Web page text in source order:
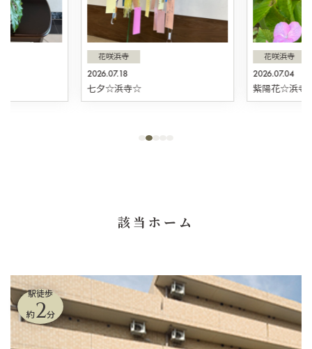
2026.07.18
花咲浜寺
七夕☆浜寺☆
2026.07.04
花咲浜寺
紫陽花☆浜寺
該当ホーム
駅徒歩
約2分